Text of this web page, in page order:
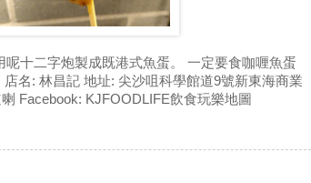
十二字炮製成既港式魚蛋。 一定要食咖喱魚蛋
名: 林昌記 地址: 尖沙咀科學館道9號新東海商業
Facebook: KJFOODLIFE飲食玩樂地圖